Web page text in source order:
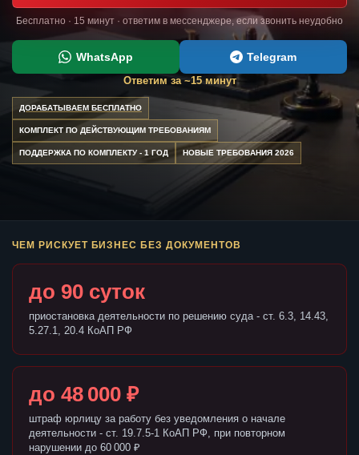
Бесплатно · 15 минут · ответим в мессенджере, если звонить неудобно
WhatsApp Telegram
Ответим за ~15 минут
ДОРАБАТЫВАЕМ БЕСПЛАТНО
КОМПЛЕКТ ПО ДЕЙСТВУЮЩИМ ТРЕБОВАНИЯМ
ПОДДЕРЖКА ПО КОМПЛЕКТУ - 1 ГОД НОВЫЕ ТРЕБОВАНИЯ 2026
ЧЕМ РИСКУЕТ БИЗНЕС БЕЗ ДОКУМЕНТОВ
до 90 суток
приостановка деятельности по решению суда - ст. 6.3, 14.43,
5.27.1, 20.4 КоАП РФ
до 48 000 ₽
штраф юрлицу за работу без уведомления о начале
деятельности - ст. 19.7.5-1 КоАП РФ, при повторном
нарушении до 60 000 ₽